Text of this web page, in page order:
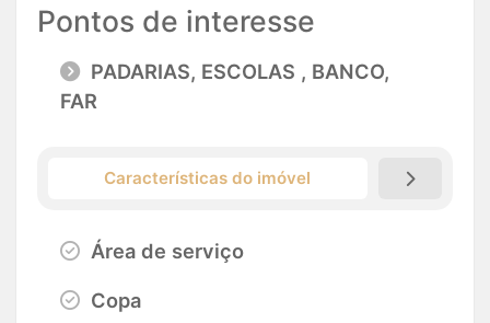
Pontos de interesse
PADARIAS, ESCOLAS , BANCO,
FAR
Características do imóvel
Área de serviço
Copa